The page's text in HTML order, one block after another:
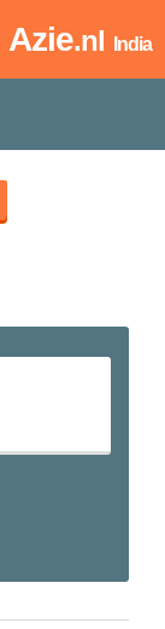
Azie.nl India